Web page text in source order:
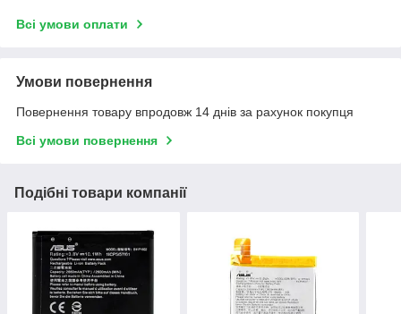
Всі умови оплати
Умови повернення
Повернення товару впродовж 14 днів за рахунок покупця
Всі умови повернення
Подібні товари компанії